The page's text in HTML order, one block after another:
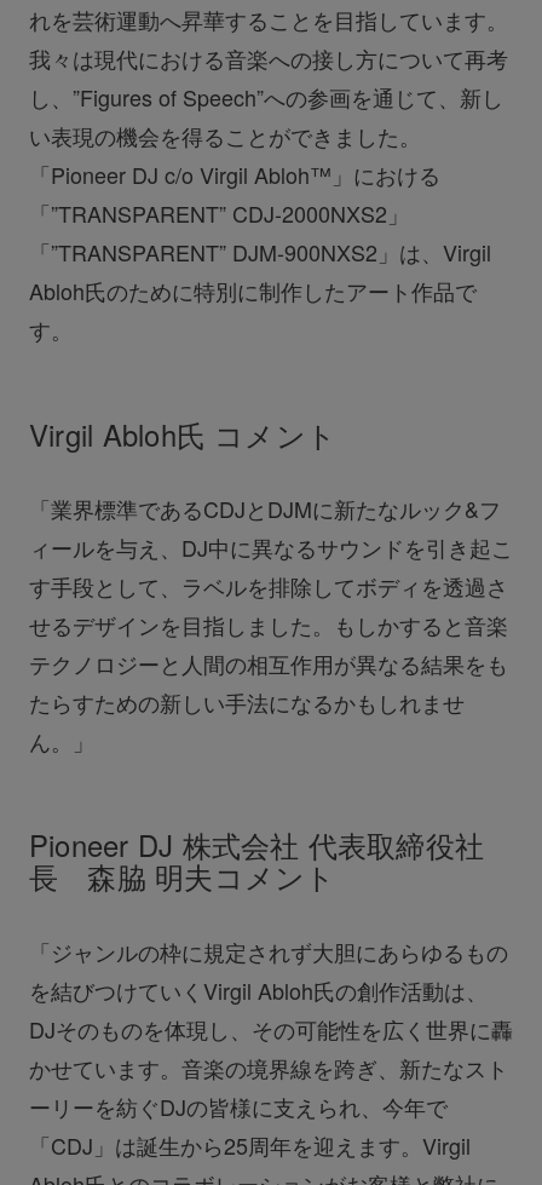
れを芸術運動へ昇華することを目指しています。
我々は現代における音楽への接し方について再考
し、”Figures of Speech”への参画を通じて、新し
い表現の機会を得ることができました。
「Pioneer DJ c/o Virgil Abloh™」における
「”TRANSPARENT” CDJ-2000NXS2」
「”TRANSPARENT” DJM-900NXS2」は、Virgil
Abloh氏のために特別に制作したアート作品で
す。
Virgil Abloh氏 コメント
「業界標準であるCDJとDJMに新たなルック&フ
ィールを与え、DJ中に異なるサウンドを引き起こ
す手段として、ラベルを排除してボディを透過さ
せるデザインを目指しました。もしかすると音楽
テクノロジーと人間の相互作用が異なる結果をも
たらすための新しい手法になるかもしれませ
ん。」
Pioneer DJ 株式会社 代表取締役社
長 森脇 明夫コメント
「ジャンルの枠に規定されず大胆にあらゆるもの
を結びつけていくVirgil Abloh氏の創作活動は、
DJそのものを体現し、その可能性を広く世界に轟
かせています。音楽の境界線を跨ぎ、新たなスト
ーリーを紡ぐDJの皆様に支えられ、今年で
「CDJ」は誕生から25周年を迎えます。Virgil